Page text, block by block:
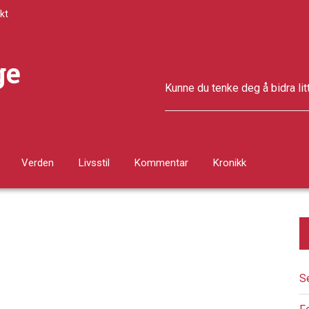
Kunne du tenke deg å bidra
Verden Livsstil Kommentar Kronikk